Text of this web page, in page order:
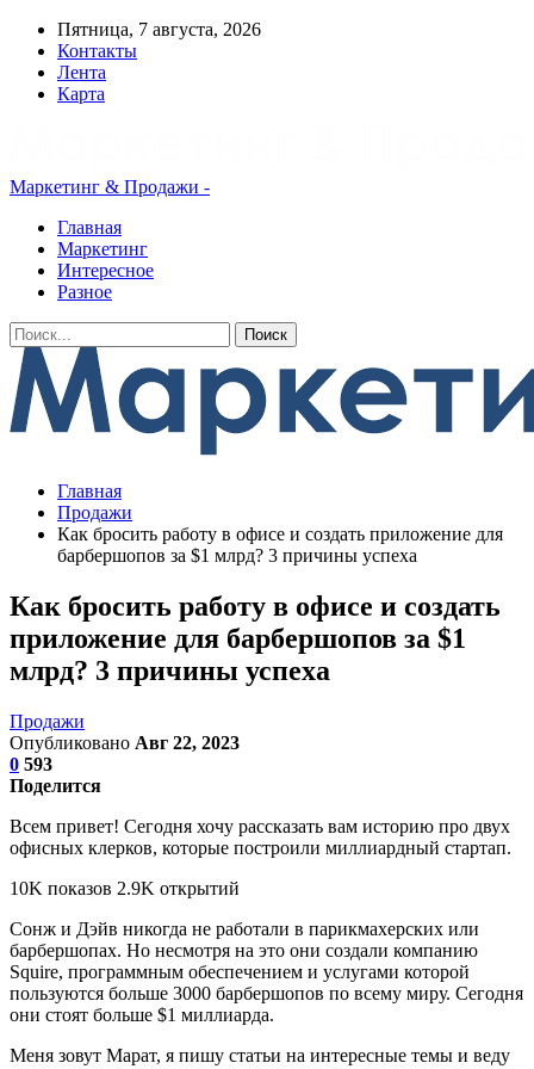
Пятница, 7 августа, 2026
Контакты
Лента
Карта
Маркетинг & Продажи -
Главная
Маркетинг
Интересное
Разное
Главная
Продажи
Как бросить работу в офисе и создать приложение для
барбершопов за $1 млрд? 3 причины успеха
Как бросить работу в офисе и создать
приложение для барбершопов за $1
млрд? 3 причины успеха
Продажи
Опубликовано Авг 22, 2023
0 593
Поделится
Всем привет! Сегодня хочу рассказать вам историю про двух
офисных клерков, которые построили миллиардный стартап.
10K показов 2.9K открытий
Сонж и Дэйв никогда не работали в парикмахерских или
барбершопах. Но несмотря на это они создали компанию
Squire, программным обеспечением и услугами которой
пользуются больше 3000 барбершопов по всему миру. Сегодня
они стоят больше $1 миллиарда.
Меня зовут Марат, я пишу статьи на интересные темы и веду